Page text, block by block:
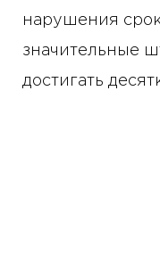
нарушения
значительные
достигать